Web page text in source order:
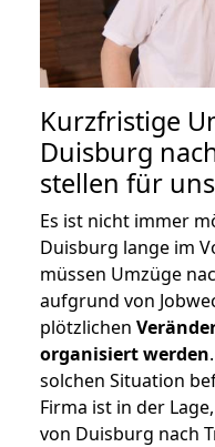
Kurzfristige
Duisburg
stellen für
Es ist nicht immer
Duisburg lange im
müssen Umzüge
aufgrund von
plötzlichen
organisiert werden
solchen Situation
Firma ist in der
von Duisburg nach